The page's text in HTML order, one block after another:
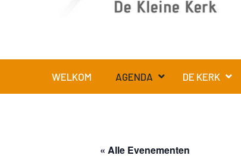
WELKOM AGENDA DE KERK
« Alle Evenementen